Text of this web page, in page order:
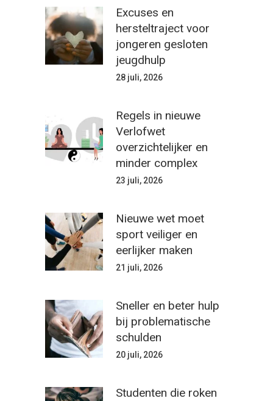
Excuses en
hersteltraject voor
jongeren gesloten
jeugdhulp
28 juli, 2026
Regels in nieuwe
Verlofwet
overzichtelijker en
minder complex
23 juli, 2026
Nieuwe wet moet
sport veiliger en
eerlijker maken
21 juli, 2026
Sneller en beter hulp
bij problematische
schulden
20 juli, 2026
Studenten die roken